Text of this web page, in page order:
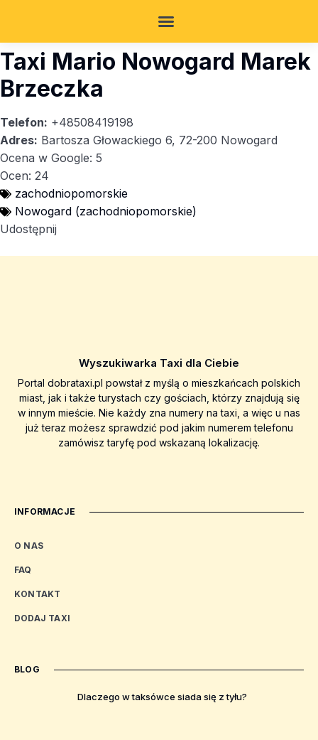
Taxi Mario Nowogard Marek
Brzeczka
Telefon: +48508419198
Adres: Bartosza Głowackiego 6, 72-200 Nowogard
Ocena w Google: 5
Ocen: 24
zachodniopomorskie
Nowogard (zachodniopomorskie)
Udostępnij
Wyszukiwarka Taxi dla Ciebie
Portal dobrataxi.pl powstał z myślą o mieszkańcach polskich
miast, jak i także turystach czy gościach, którzy znajdują się
w innym mieście. Nie każdy zna numery na taxi, a więc u nas
już teraz możesz sprawdzić pod jakim numerem telefonu
zamówisz taryfę pod wskazaną lokalizację.
INFORMACJE
O NAS
FAQ
KONTAKT
DODAJ TAXI
BLOG
Dlaczego w taksówce siada się z tyłu?